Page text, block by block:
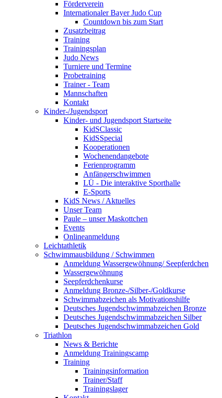
Förderverein
Internationaler Bayer Judo Cup
Countdown bis zum Start
Zusatzbeitrag
Training
Trainingsplan
Judo News
Turniere und Termine
Probetraining
Trainer - Team
Mannschaften
Kontakt
Kinder-/Jugendsport
Kinder- und Jugendsport Startseite
KidSClassic
KidSSpecial
Kooperationen
Wochenendangebote
Ferienprogramm
Anfängerschwimmen
LÜ - Die interaktive Sporthalle
E-Sports
KidS News / Aktuelles
Unser Team
Paule – unser Maskottchen
Events
Onlineanmeldung
Leichtathletik
Schwimmausbildung / Schwimmen
Anmeldung Wassergewöhnung/ Seepferdchen
Wassergewöhnung
Seepferdchenkurse
Anmeldung Bronze-/Silber-/Goldkurse
Schwimmabzeichen als Motivationshilfe
Deutsches Jugendschwimmabzeichen Bronze
Deutsches Jugendschwimmabzeichen Silber
Deutsches Jugendschwimmabzeichen Gold
Triathlon
News & Berichte
Anmeldung Trainingscamp
Training
Trainingsinformation
Trainer/Staff
Trainingslager